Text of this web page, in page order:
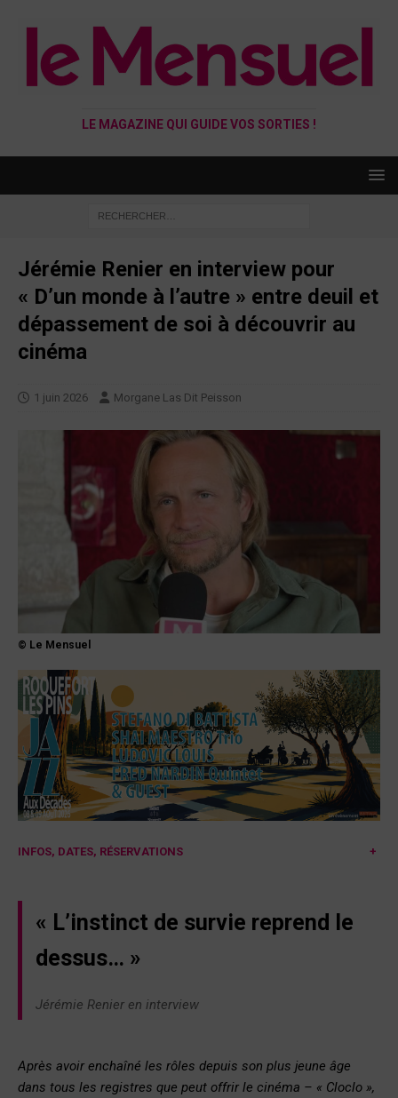
LE MAGAZINE QUI GUIDE VOS SORTIES !
Jérémie Renier en interview pour
« D’un monde à l’autre » entre deuil et
dépassement de soi à découvrir au
cinéma
1 juin 2026 Morgane Las Dit Peisson
© Le Mensuel
INFOS, DATES, RÉSERVATIONS +
« L’instinct de survie reprend le
dessus… »
Jérémie Renier en interview
Après avoir enchaîné les rôles depuis son plus jeune âge
dans tous les registres que peut offrir le cinéma – « Cloclo »,